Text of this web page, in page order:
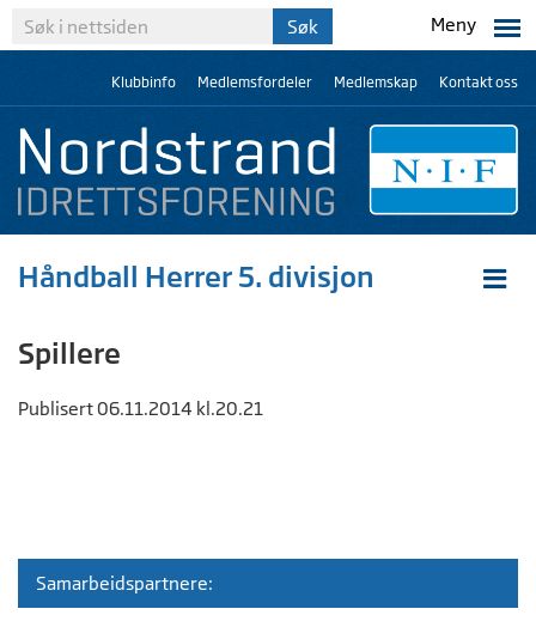
Meny
Klubbinfo Medlemsfordeler Medlemskap Kontakt oss
Håndball Herrer 5. divisjon
Spillere
Publisert 06.11.2014 kl.20.21
Samarbeidspartnere: